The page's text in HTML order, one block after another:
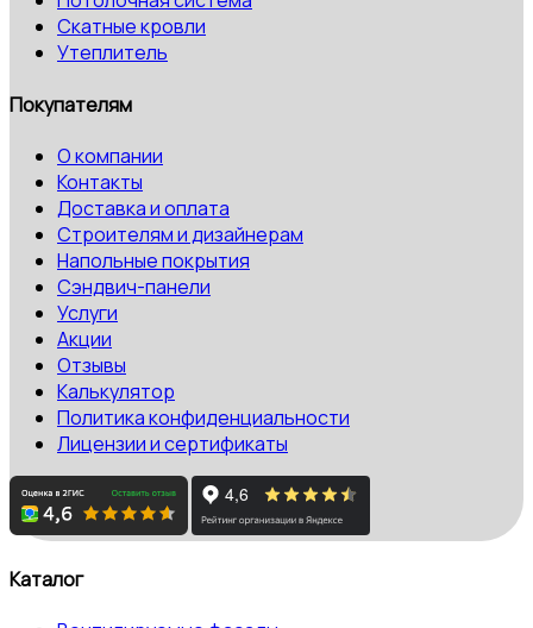
Скатные кровли
Утеплитель
Покупателям
О компании
Контакты
Доставка и оплата
Строителям и дизайнерам
Напольные покрытия
Сэндвич-панели
Услуги
Акции
Отзывы
Калькулятор
Политика конфиденциальности
Лицензии и сертификаты
Каталог